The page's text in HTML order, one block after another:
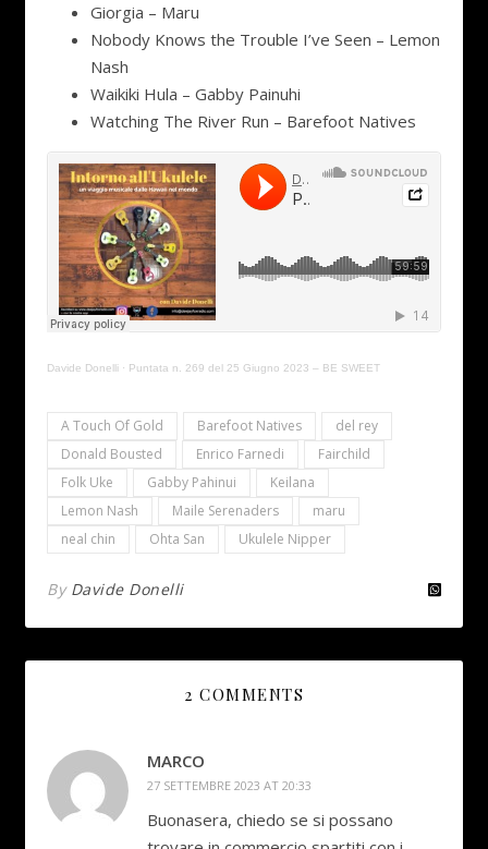
Giorgia – Maru
Nobody Knows the Trouble I’ve Seen – Lemon
Nash
Waikiki Hula – Gabby Painuhi
Watching The River Run – Barefoot Natives
Davide Donelli · Puntata n. 269 del 25 Giugno 2023 – BE SWEET
A Touch Of Gold Barefoot Natives
del rey
Donald Bousted
Enrico Farnedi
Fairchild
Folk Uke
Gabby Pahinui
Keilana
Lemon Nash
Maile Serenaders
maru
neal chin
Ohta San Ukulele Nipper
By Davide Donelli
2 COMMENTS
MARCO
27 SETTEMBRE 2023 AT 20:33
Buonasera, chiedo se si possano